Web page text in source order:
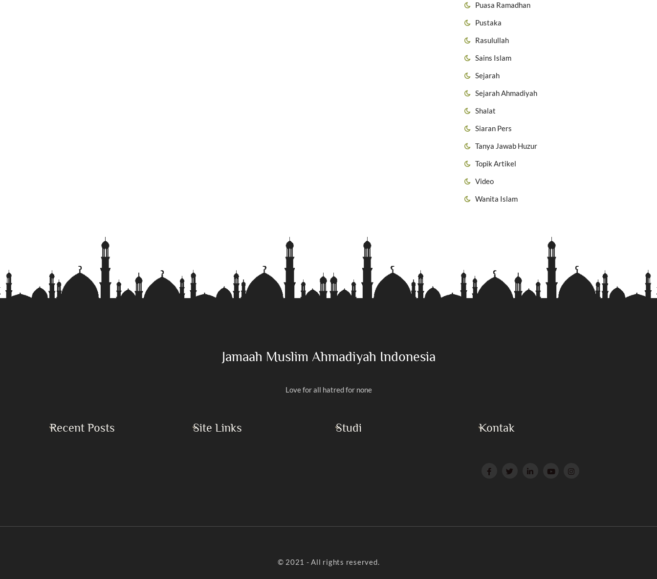
Puasa Ramadhan
Pustaka
Rasulullah
Sains Islam
Sejarah
Sejarah Ahmadiyah
Shalat
Siaran Pers
Tanya Jawab Huzur
Topik Artikel
Video
Wanita Islam
Jamaah Muslim Ahmadiyah Indonesia
Love for all hatred for none
Recent Posts Site Links Studi Kontak
Press
© 2021 - All rights reserved.